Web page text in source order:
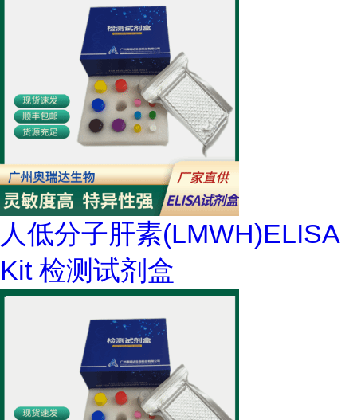
人低分子肝素(LMWH)ELISA
Kit 检测试剂盒